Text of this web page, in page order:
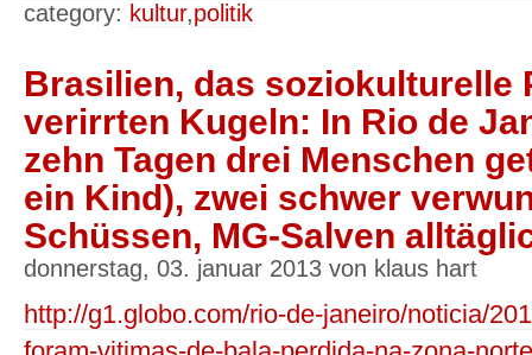
category: kultur,politik
Brasilien, das soziokulturelle
verirrten Kugeln: In Rio de
zehn Tagen drei Menschen
ein Kind), zwei schwer
Schüssen, MG-Salven
donnerstag, 03. januar 2013 von klaus hart
http://g1.globo.com/rio-de-janeiro/noticia/